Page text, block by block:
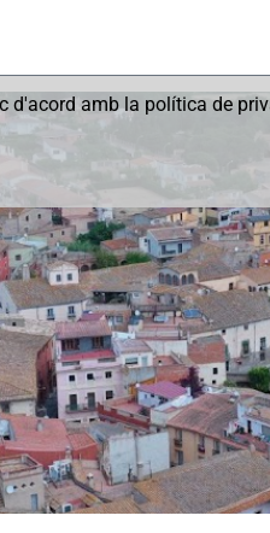
d'acord amb la política de